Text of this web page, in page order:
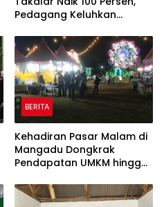
Pedagang Keluhkan
BERITA
Kehadiran Pasar Malam di
Mangadu Dongkrak
Pendapatan UMKM hingga